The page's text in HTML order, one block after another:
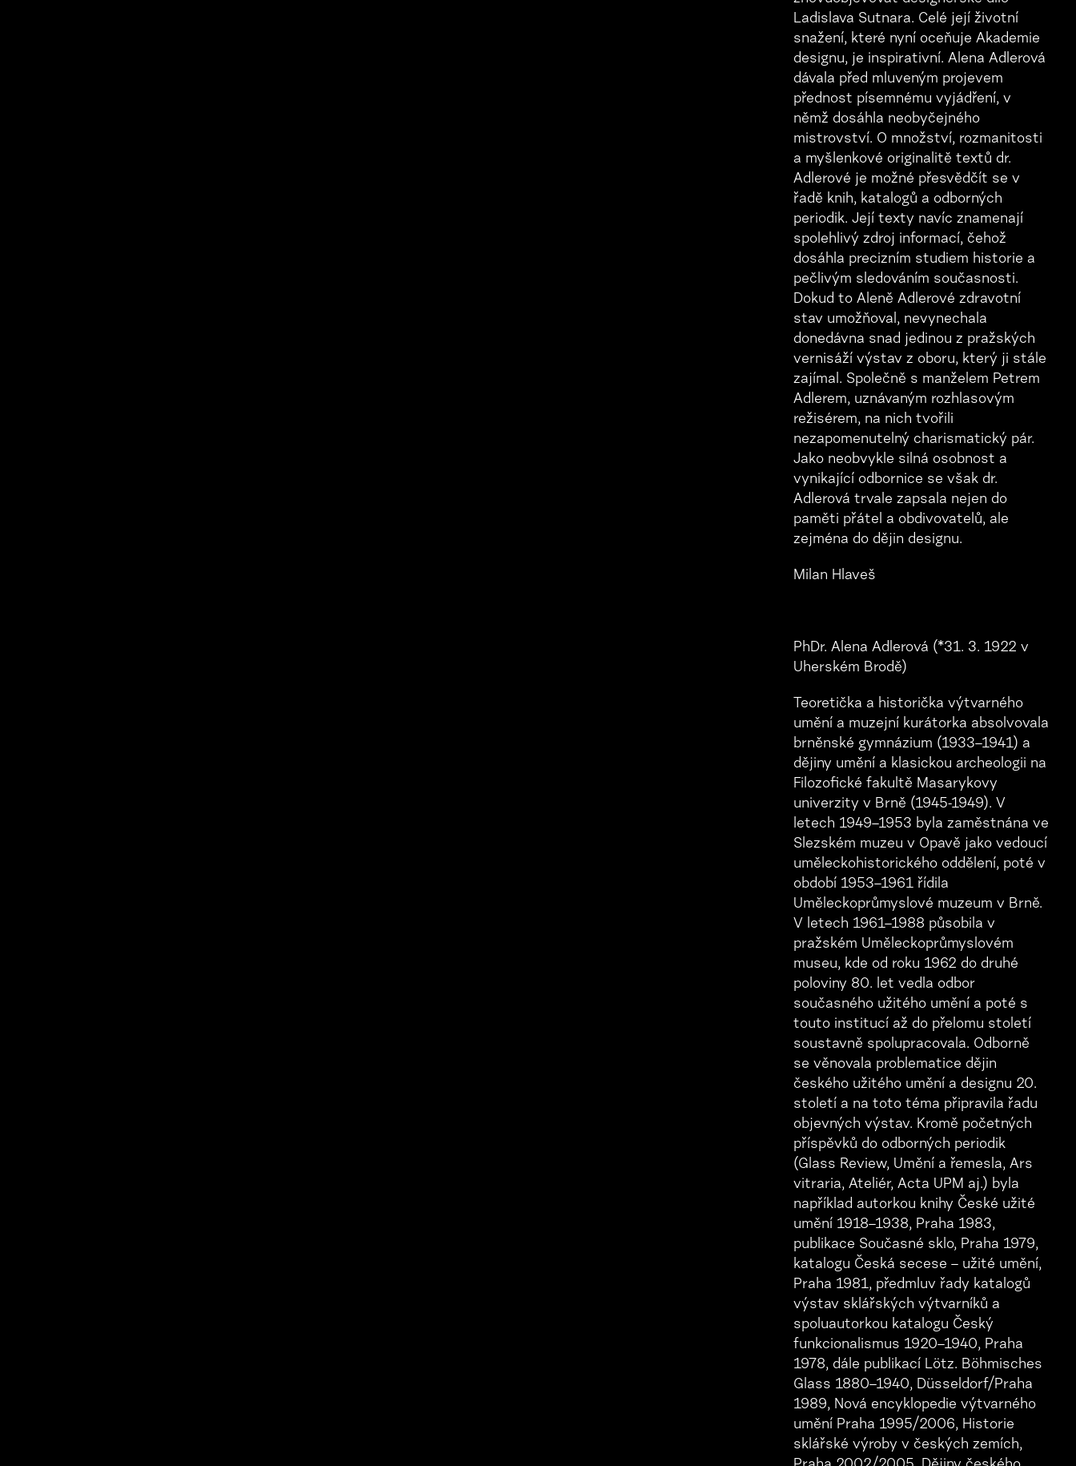
Ladislava Sutnara. Celé její životní
snažení, které nyní oceňuje Akademie
designu, je inspirativní. Alena Adlerová
dávala před mluveným projevem
přednost písemnému vyjádření, v
němž dosáhla neobyčejného
mistrovství. O množství, rozmanitosti
a myšlenkové originalitě textů dr.
Adlerové je možné přesvědčít se v
řadě knih, katalogů a odborných
periodik. Její texty navíc znamenají
spolehlivý zdroj informací, čehož
dosáhla precizním studiem historie a
pečlivým sledováním současnosti.
Dokud to Aleně Adlerové zdravotní
stav umožňoval, nevynechala
donedávna snad jedinou z pražských
vernisáží výstav z oboru, který ji stále
zajímal. Společně s manželem Petrem
Adlerem, uznávaným rozhlasovým
režisérem, na nich tvořili
nezapomenutelný charismatický pár.
Jako neobvykle silná osobnost a
vynikající odbornice se však dr.
Adlerová trvale zapsala nejen do
paměti přátel a obdivovatelů, ale
zejména do dějin designu.
Milan Hlaveš
PhDr. Alena Adlerová (*31. 3. 1922 v
Uherském Brodě)
Teoretička a historička výtvarného
umění a muzejní kurátorka absolvovala
brněnské gymnázium (1933–1941) a
dějiny umění a klasickou archeologii na
Filozofické fakultě Masarykovy
univerzity v Brně (1945-1949). V
letech 1949–1953 byla zaměstnána ve
Slezském muzeu v Opavě jako vedoucí
uměleckohistorického oddělení, poté v
období 1953–1961 řídila
Uměleckoprůmyslové muzeum v Brně.
V letech 1961–1988 působila v
pražském Uměleckoprůmyslovém
museu, kde od roku 1962 do druhé
poloviny 80. let vedla odbor
současného užitého umění a poté s
touto institucí až do přelomu století
soustavně spolupracovala. Odborně
se věnovala problematice dějin
českého užitého umění a designu 20.
století a na toto téma připravila řadu
objevných výstav. Kromě početných
příspěvků do odborných periodik
(Glass Review, Umění a řemesla, Ars
vitraria, Ateliér, Acta UPM aj.) byla
například autorkou knihy České užité
umění 1918–1938, Praha 1983,
publikace Současné sklo, Praha 1979,
katalogu Česká secese – užité umění,
Praha 1981, předmluv řady katalogů
výstav sklářských výtvarníků a
spoluautorkou katalogu Český
funkcionalismus 1920–1940, Praha
1978, dále publikací Lötz. Böhmisches
Glass 1880–1940, Düsseldorf/Praha
1989, Nová encyklopedie výtvarného
umění Praha 1995/2006, Historie
sklářské výroby v českých zemích,